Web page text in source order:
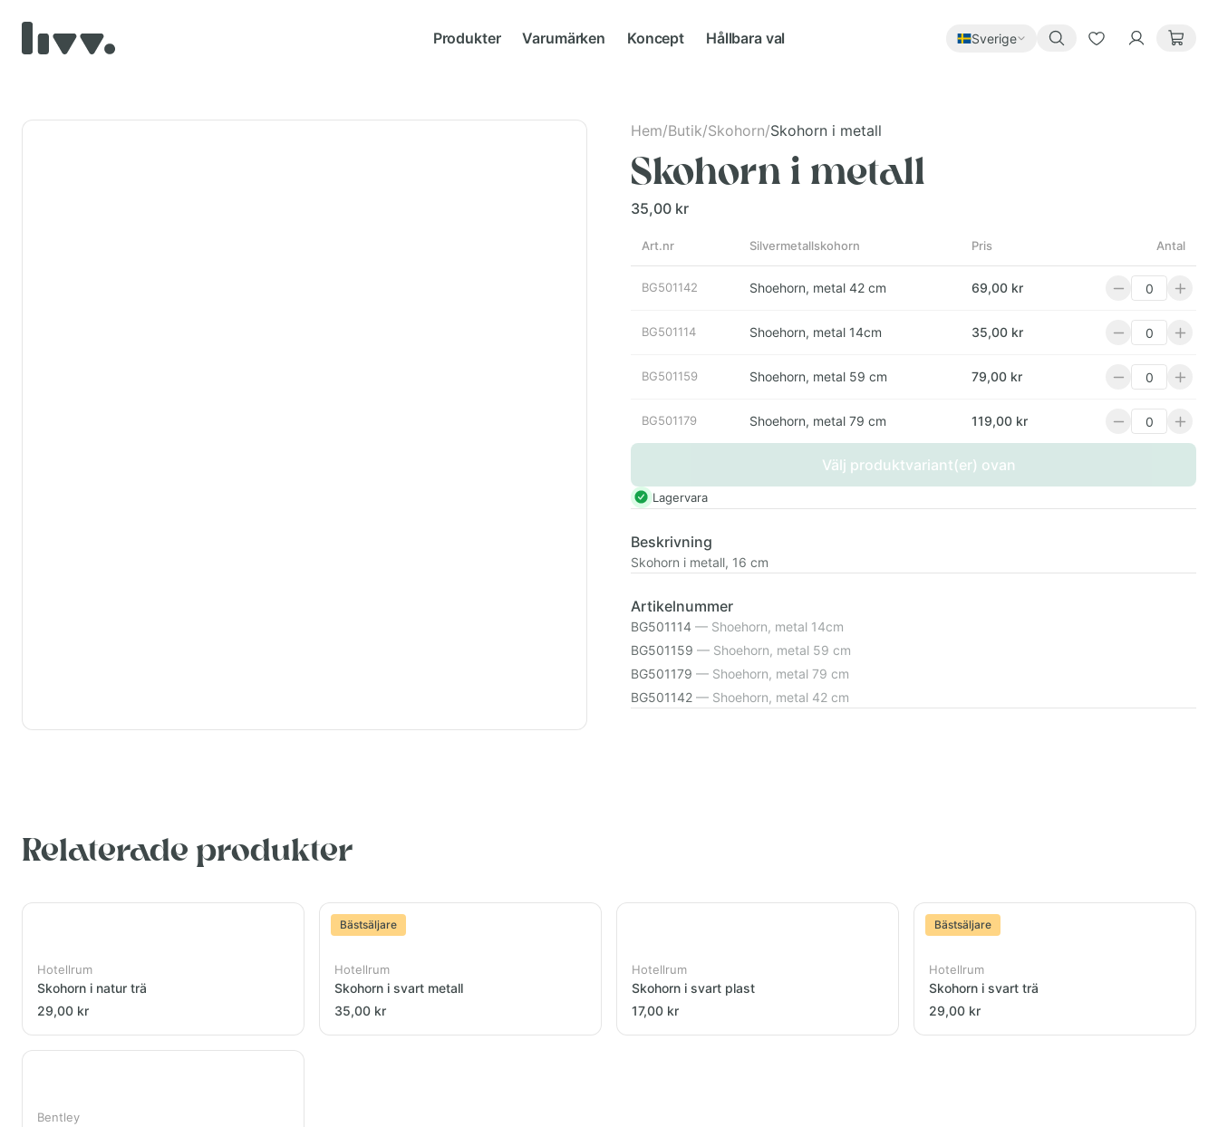
Produkter Varumärken Koncept Hållbara val Sverige
Hem/Butik/Skohorn/Skohorn i metall
Skohorn i metall
35,00 kr
Art.nr Silvermetallskohorn Pris Antal
BG501142 Shoehorn, metal 42 cm 69,00 kr
BG501114 Shoehorn, metal 14cm 35,00 kr
BG501159 Shoehorn, metal 59 cm 79,00 kr
BG501179 Shoehorn, metal 79 cm 119,00 kr
Välj produktvariant(er) ovan
Lagervara
Beskrivning
Skohorn i metall, 16 cm
Artikelnummer
BG501114 — Shoehorn, metal 14cm
BG501159 — Shoehorn, metal 59 cm
BG501179 — Shoehorn, metal 79 cm
BG501142 — Shoehorn, metal 42 cm
Relaterade produkter
Hotellrum
Skohorn i natur trä
29,00 kr
Bästsäljare
Hotellrum
Skohorn i svart metall
35,00 kr
Hotellrum
Skohorn i svart plast
17,00 kr
Bästsäljare
Hotellrum
Skohorn i svart trä
29,00 kr
Bentley